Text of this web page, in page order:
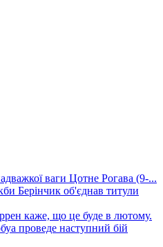
Берінчик об'єднав титули
проведе наступний бій